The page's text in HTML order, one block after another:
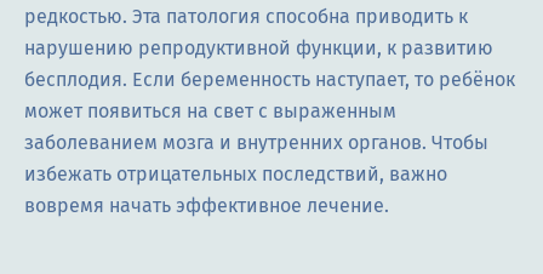
редкостью. Эта патология способна приводить к
нарушению репродуктивной функции, к развитию
бесплодия. Если беременность наступает, то ребёнок
может появиться на свет с выраженным
заболеванием мозга и внутренних органов. Чтобы
избежать отрицательных последствий, важно
вовремя начать эффективное лечение.